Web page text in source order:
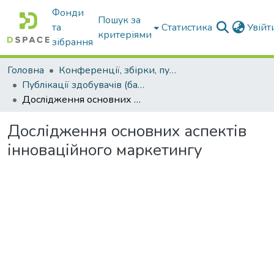
Фонди
та
зібрання
Пошук за
критеріями
Статистика
Головна
Конференції, збірки, публікації молодих вчених і здобувачів : магістрів, бакалаврів, аспірантів.
Публікації здобувачів (бакалаврів. магістрів, аспірантів)
Дослідження основних аспектів інноваційного маркетингу
Дослідження основних аспектів
інноваційного маркетингу